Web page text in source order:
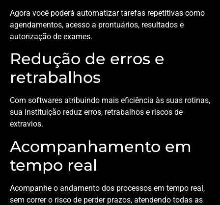
Agora você poderá automatizar tarefas repetitivas como
agendamentos, acesso a prontuários, resultados e
autorização de exames.
Redução de erros e
retrabalhos
Com softwares atribuindo mais eficiência às suas rotinas,
sua instituição reduz erros, retrabalhos e riscos de
extravios.
Acompanhamento em
tempo real
Acompanhe o andamento dos processos em tempo real,
sem correr o risco de perder prazos, atendendo todas as